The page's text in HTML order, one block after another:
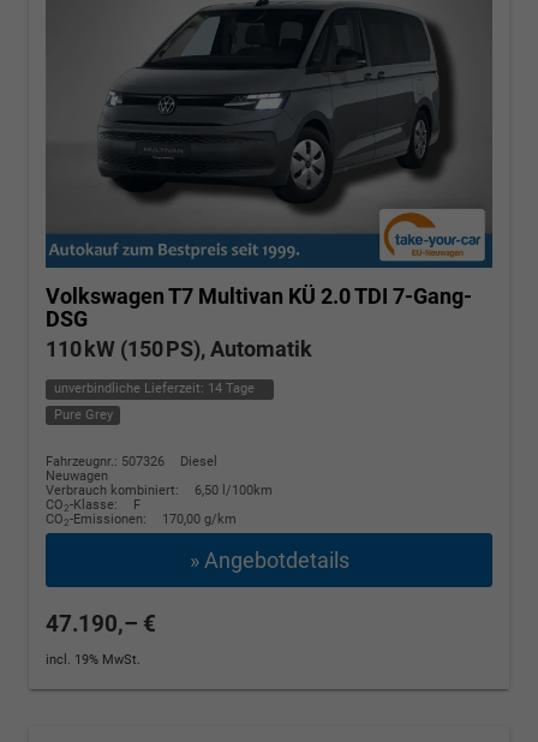
Volkswagen T7 Multivan KÜ 2.0 TDI 7-Gang-
DSG
110 kW (150 PS), Automatik
unverbindliche Lieferzeit: 14 Tage
Pure Grey
Fahrzeugnr.: 507326
Diesel
Neuwagen
Verbrauch kombiniert:
6,50 l/100km
CO2-Klasse:
F
CO2-Emissionen: 170,00 g/km
» Angebotdetails
47.190,– €
incl. 19% MwSt.